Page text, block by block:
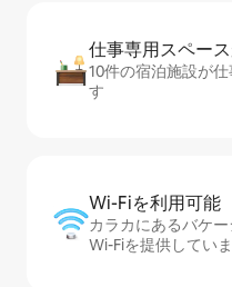
仕事専用ス⁠ペ⁠ー⁠
10件の宿泊施設が
す
Wi-Fiを利⁠用⁠可⁠能
カラカにあるバケ
Wi-Fiを提供してい